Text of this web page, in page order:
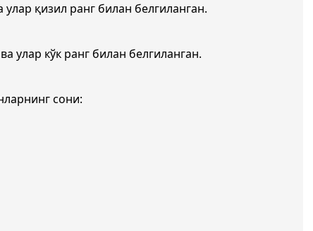
улар қизил ранг билан белгиланган.
улар кўк ранг билан белгиланган.
сони: